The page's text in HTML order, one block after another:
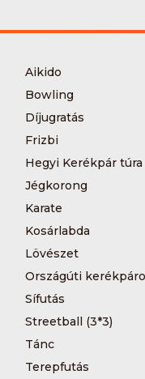
Aikido
Bowling
Díjugratás
Frizbi
Hegyi Kerékpár túra
Jégkorong
Karate
Kosárlabda
Lövészet
Országúti
Sífutás
Streetball (3*3)
Tánc
Terepfutás